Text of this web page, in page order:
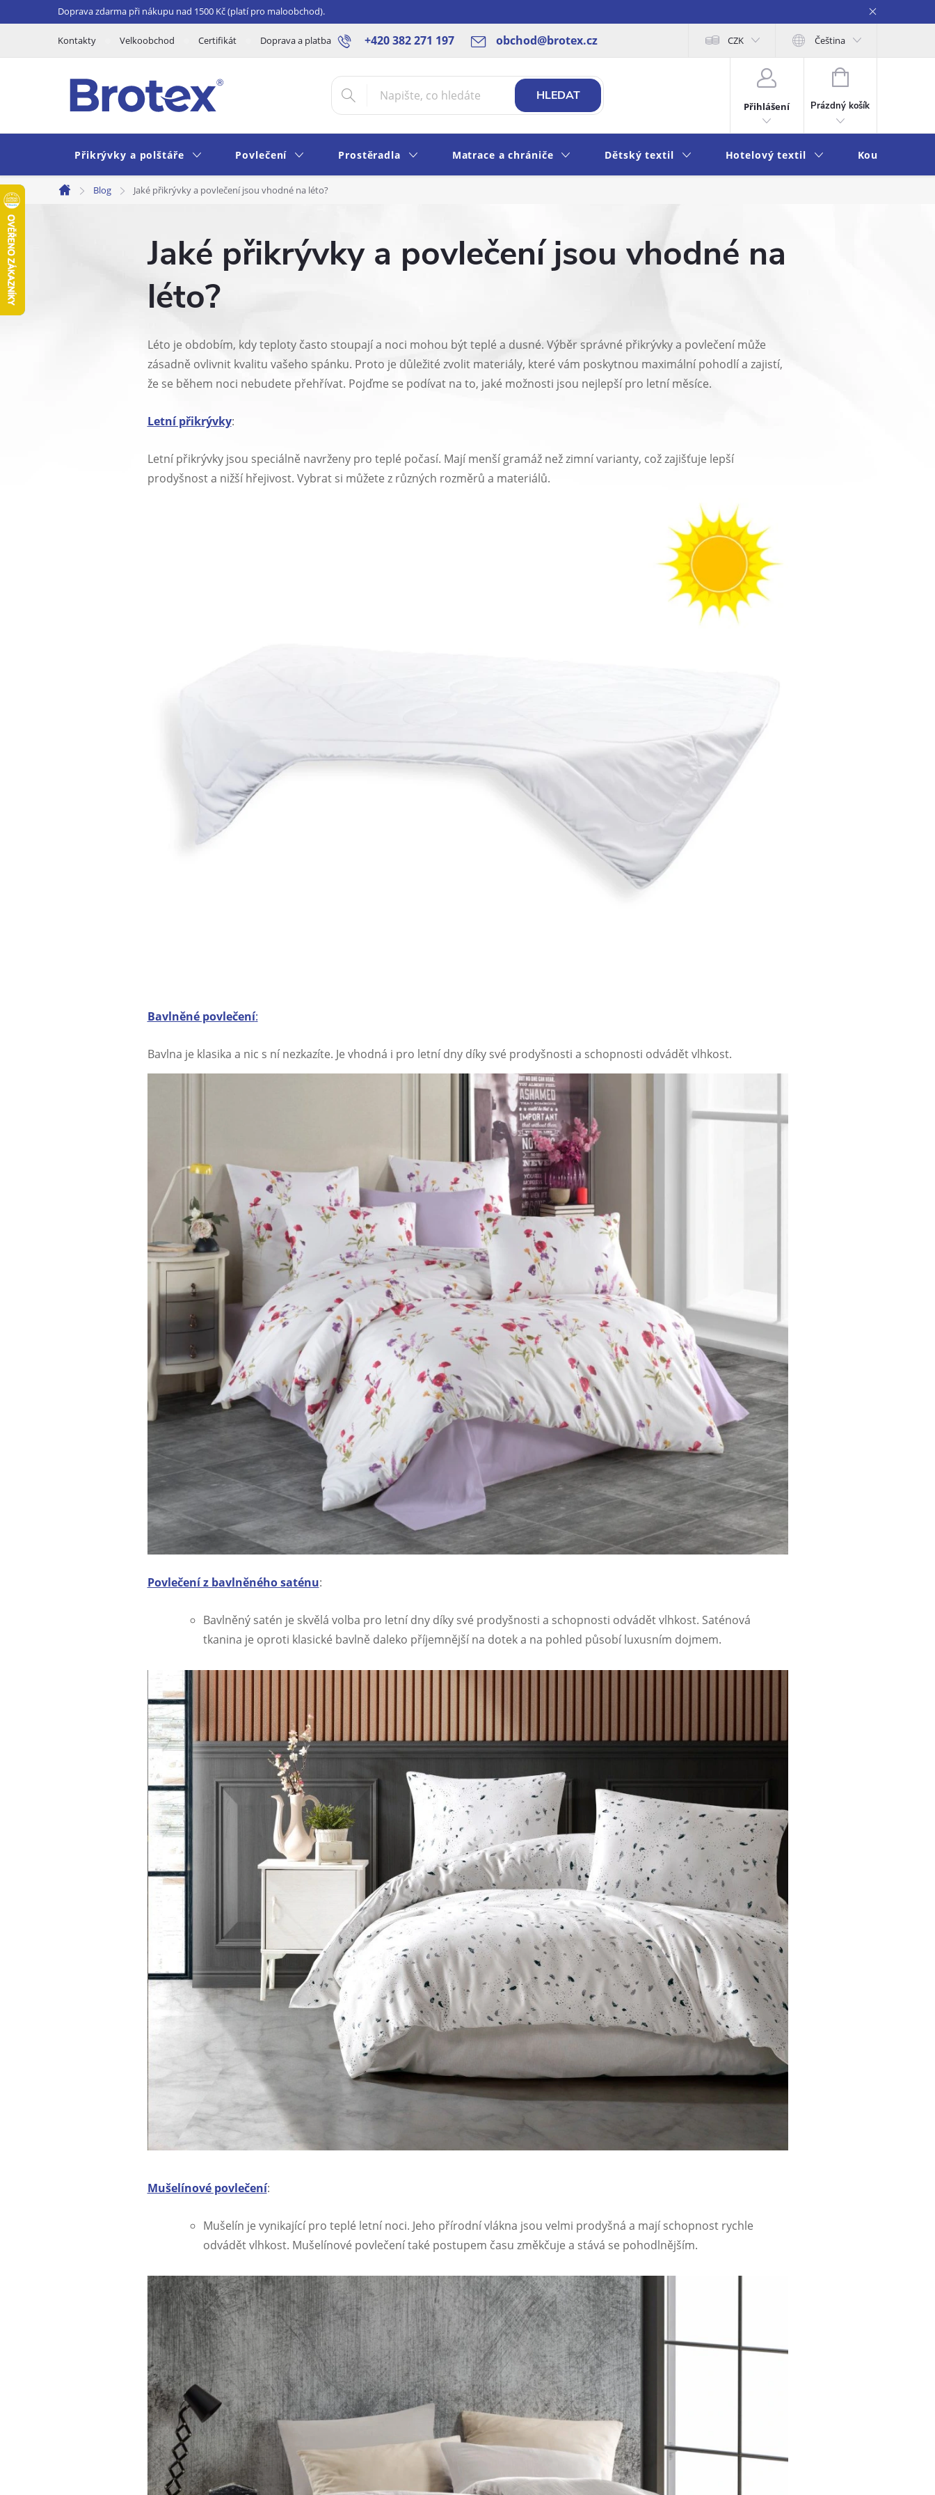
na
Doprava zdarma při nákupu nad 1500 Kč (platí pro maloobchod).
+420 382 271 197 obchod@brotex.cz
Kontakty Velkoobchod Certifikát Doprava a platba Blog Rady a tipy Obchodní podmínky Ochrana osobních údajů Moje objednávka
CZK Čeština
HLEDAT
Přihlášení
NÁKUPNÍ
KOŠÍK
Prázdný košík
Přikrývky a polštáře Povlečení Prostěradla Matrace a chrániče Dětský textil Hotelový textil Koupelna a
Domů
Blog Jaké přikrývky a povlečení jsou vhodné na léto?
Jaké přikrývky a povlečení jsou vhodné na
léto?
Léto je obdobím, kdy teploty často stoupají a noci mohou být teplé a dusné. Výběr správné přikrývky a povlečení může
zásadně ovlivnit kvalitu vašeho spánku. Proto je důležité zvolit materiály, které vám poskytnou maximální pohodlí a zajistí,
že se během noci nebudete přehřívat. Pojďme se podívat na to, jaké možnosti jsou nejlepší pro letní měsíce.
Letní přikrývky:
Letní přikrývky jsou speciálně navrženy pro teplé počasí. Mají menší gramáž než zimní varianty, což zajišťuje lepší
prodyšnost a nižší hřejivost. Vybrat si můžete z různých rozměrů a materiálů.
Bavlněné povlečení:
Bavlna je klasika a nic s ní nezkazíte. Je vhodná i pro letní dny díky své prodyšnosti a schopnosti odvádět vlhkost.
Povlečení z bavlněného saténu:
Bavlněný satén je skvělá volba pro letní dny díky své prodyšnosti a schopnosti odvádět vlhkost. Saténová
tkanina je oproti klasické bavlně daleko příjemnější na dotek a na pohled působí luxusním dojmem.
Mušelínové povlečení:
Mušelín je vynikající pro teplé letní noci. Jeho přírodní vlákna jsou velmi prodyšná a mají schopnost rychle
odvádět vlhkost. Mušelínové povlečení také postupem času změkčuje a stává se pohodlnějším.